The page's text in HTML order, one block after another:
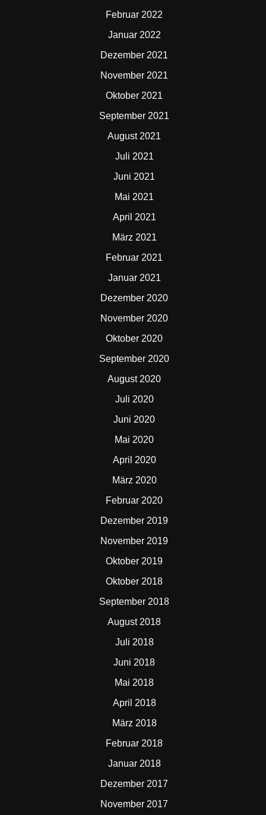
Februar 2022
Januar 2022
Dezember 2021
November 2021
Oktober 2021
September 2021
August 2021
Juli 2021
Juni 2021
Mai 2021
April 2021
März 2021
Februar 2021
Januar 2021
Dezember 2020
November 2020
Oktober 2020
September 2020
August 2020
Juli 2020
Juni 2020
Mai 2020
April 2020
März 2020
Februar 2020
Dezember 2019
November 2019
Oktober 2019
Oktober 2018
September 2018
August 2018
Juli 2018
Juni 2018
Mai 2018
April 2018
März 2018
Februar 2018
Januar 2018
Dezember 2017
November 2017